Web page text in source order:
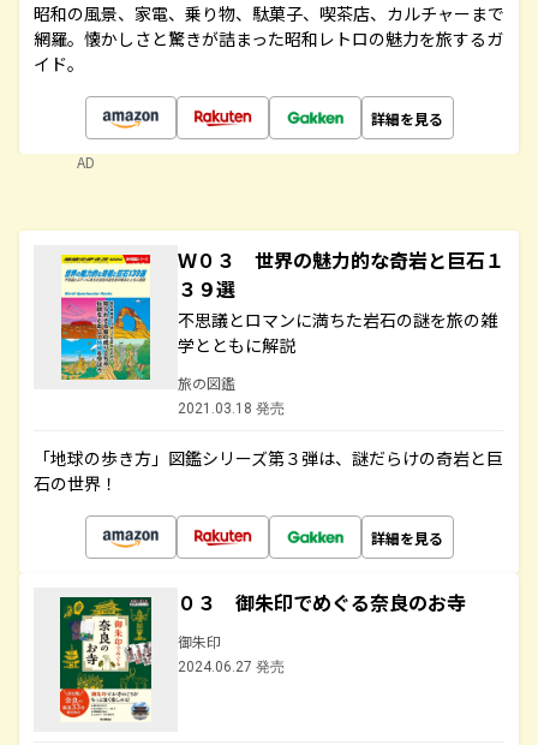
昭和の風景、家電、乗り物、駄菓子、喫茶店、カルチャーまで
網羅。懐かしさと驚きが詰まった昭和レトロの魅力を旅するガ
イド。
詳細を見る
AD
Ｗ０３ 世界の魅力的な奇岩と巨石１
３９選
不思議とロマンに満ちた岩石の謎を旅の雑
学とともに解説
旅の図鑑
2021.03.18 発売
「地球の歩き方」図鑑シリーズ第３弾は、謎だらけの奇岩と巨
石の世界！
詳細を見る
０３ 御朱印でめぐる奈良のお寺
御朱印
2024.06.27 発売